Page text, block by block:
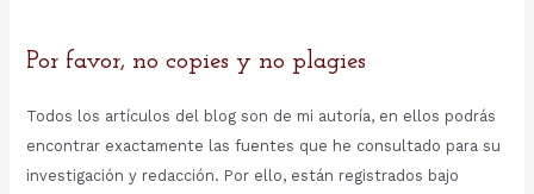
Por favor, no copies y no plagies
Todos los artículos del blog son de mi autoría, en ellos podrás
encontrar exactamente las fuentes que he consultado para su
investigación y redacción. Por ello, están registrados bajo